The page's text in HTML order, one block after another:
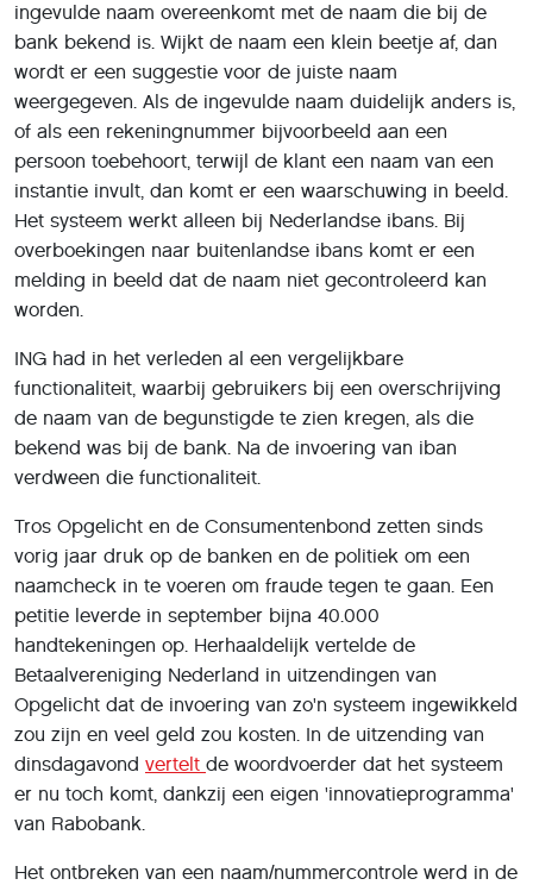
ingevulde naam overeenkomt met de naam die bij de
bank bekend is. Wijkt de naam een klein beetje af, dan
wordt er een suggestie voor de juiste naam
weergegeven. Als de ingevulde naam duidelijk anders is,
of als een rekeningnummer bijvoorbeeld aan een
persoon toebehoort, terwijl de klant een naam van een
instantie invult, dan komt er een waarschuwing in beeld.
Het systeem werkt alleen bij Nederlandse ibans. Bij
overboekingen naar buitenlandse ibans komt er een
melding in beeld dat de naam niet gecontroleerd kan
worden.
ING had in het verleden al een vergelijkbare
functionaliteit, waarbij gebruikers bij een overschrijving
de naam van de begunstigde te zien kregen, als die
bekend was bij de bank. Na de invoering van iban
verdween die functionaliteit.
Tros Opgelicht en de Consumentenbond zetten sinds
vorig jaar druk op de banken en de politiek om een
naamcheck in te voeren om fraude tegen te gaan. Een
petitie leverde in september bijna 40.000
handtekeningen op. Herhaaldelijk vertelde de
Betaalvereniging Nederland in uitzendingen van
Opgelicht dat de invoering van zo'n systeem ingewikkeld
zou zijn en veel geld zou kosten. In de uitzending van
dinsdagavond vertelt de woordvoerder dat het systeem
er nu toch komt, dankzij een eigen 'innovatieprogramma'
van Rabobank.
Het ontbreken van een naam/nummercontrole werd in de